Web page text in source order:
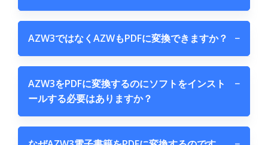
AZW3ではなくAZWもPDFに変換できますか？ −
AZW3をPDFに変換するのにソフトをインスト
ールする必要はありますか？
−